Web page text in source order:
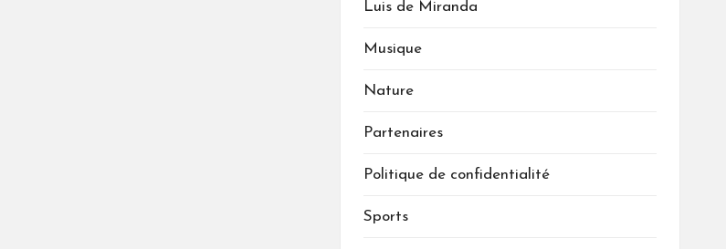
Luis de Miranda
Musique
Nature
Partenaires
Politique de confidentialité
Sports